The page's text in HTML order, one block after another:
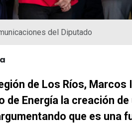
del Diputado
de Los Ríos,
de Energía la creación
que es una